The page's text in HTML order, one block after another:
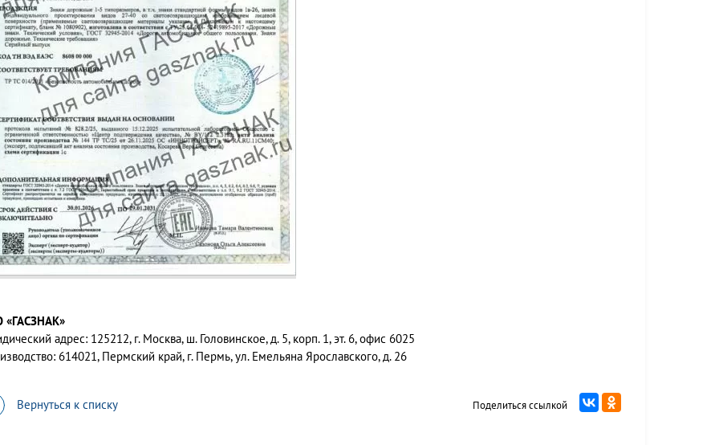
«ГАСЗНАК»
адрес: 125212, г. Москва, ш. Головинское, д. 5, корп. 1, эт. 6, офис 6025
614021, Пермский край, г. Пермь, ул. Емельяна Ярославского, д. 26
Вернуться к списку Поделиться ссылкой